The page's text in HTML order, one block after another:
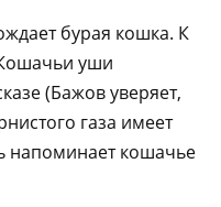
бурая кошка. К
уши
(Бажов уверяет,
газа имеет
напоминает кошачье